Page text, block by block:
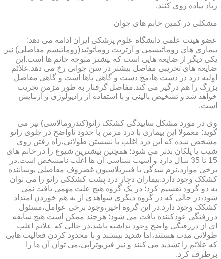
زیاد پیاده روی کنند.
مشکلی در کمین خانم های جوان
عضو هیئت علمی دانشگاه علوم پزشکی ایران ادامه می دهد:
بیماری های روماتیسمی و آرتریت روماتوئید(روماتیسم مفاصلی) نیز
یکی دیگر از ضایعه هایی است که بیشتر متوجه خانم ها است.این
ضایعه های تخریبی مفاصل بیشتر در سن جوانی رخ می دهد.علائم
اولیه درد در دست ها،مچ دست و گاهی پاها است و گاهی مفاصل
بزرگ را هم درگیر می کند.مفاصل گرفتار به طور مزمن تخریب
خواهد شد و تشخیص بالینی و با استفاده از رادیولوژی و آزمایش
است.
وی در مورد مشکل ساییدگی کشکک زانو(کندرومالاسی) نیز می
گوید: معمولا این بیماری با درد مزمن با حدود ناواضح در جلوی زانو
مشخص شده که این درد اغلب با نشستن طولانی،راه رفتن روی
شیب یا پلکان بدتر می شود؛ همچنین بیشترین شیوع را در خانم های
15 تا 35 سال دارد و آسیب شناسی آن ها اغلب نامشخص است.در
برخی موارد،نرم شدگی یا فیبریلاسیون غضروف مفاصلی پوشاننده
کشکک وجود دارد.بیماران دچار درد پشت کشککی زانو را می توان
به دو گروه تقسیم کرد؛ در یک گروه هیچ علت مهمی یافت نمی
شود،در حالی که در گروه دیگری شواهدی از به هم خوردن امتداد
کشکک وجود دارد.در این گروه اخیر،وجود برخی عوامل،مسئول
دررفتگی عودکننده یافت می شود؛ هرچند ممکن است هیچ سابقه
ای از دررفتگی واضح وجود نداشته باشد.در حالی که علائم اغلب
طولانی مدت هستند،اما شدید نیستند و با محدود کردن فعالیت هایی
که علائم را تشدید می کنند و نیز فیزیوتراپی،می توان آن ها را
برطرف کرد.